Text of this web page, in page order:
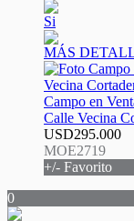
Si
MÁS
Campo en
Calle Vecina
USD295.000
MOE2719
+/- Favorito
0